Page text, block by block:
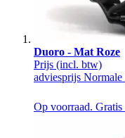
Duoro - Mat Roze
Prijs (incl. btw)
adviesprijs Normale
Op voorraad.